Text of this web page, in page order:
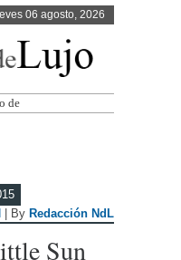
06 agosto, 2026
de los destinos con
| By Redacción NdL
Sun